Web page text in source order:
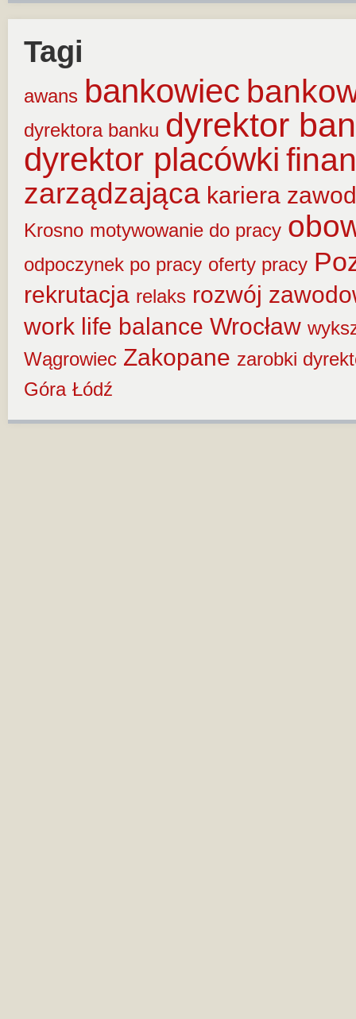
Tagi
awans bankowiec
dyrektora banku dyrektor
dyrektor placówki
zarządzająca kariera
Krosno motywowanie do pracy
odpoczynek po pracy oferty pracy
rekrutacja relaks rozwój
work life balance Wrocław
Wągrowiec Zakopane zarobki
Góra Łódź